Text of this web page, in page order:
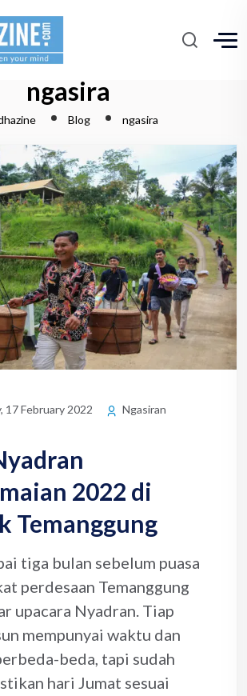
ngasira
Blog ngasira
17 February 2022
Ngasiran
2022 di
Temanggung
tiga bulan sebelum puasa
perdesaan Temanggung
upacara Nyadran. Tiap
mempunyai waktu dan
beda, tapi sudah
hari Jumat sesuai